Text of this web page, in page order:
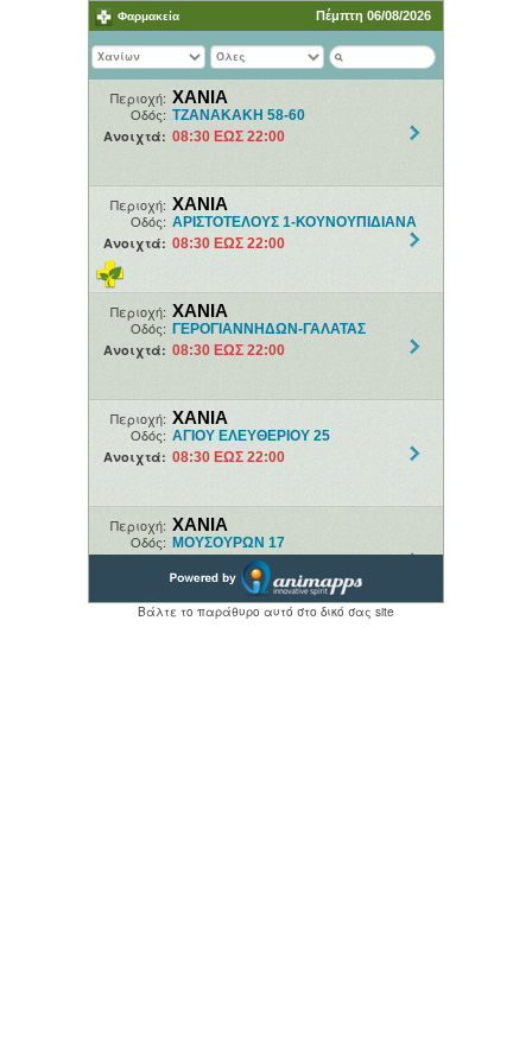
Φαρμακεία Πέμπτη 06/08/2026
Περιοχή: ΧΑΝΙΑ
Οδός: ΤΖΑΝΑΚΑΚΗ 58-60
Ανοιχτά: 08:30 ΕΩΣ 22:00
Περιοχή: ΧΑΝΙΑ
Οδός: ΑΡΙΣΤΟΤΕΛΟΥΣ 1-ΚΟΥΝΟΥΠΙΔΙΑΝΑ
Ανοιχτά: 08:30 ΕΩΣ 22:00
Περιοχή: ΧΑΝΙΑ
Οδός: ΓΕΡΟΓΙΑΝΝΗΔΩΝ-ΓΑΛΑΤΑΣ
Ανοιχτά: 08:30 ΕΩΣ 22:00
Περιοχή: ΧΑΝΙΑ
Οδός: ΑΓΙΟΥ ΕΛΕΥΘΕΡΙΟΥ 25
Ανοιχτά: 08:30 ΕΩΣ 22:00
Περιοχή: ΧΑΝΙΑ
Οδός: ΜΟΥΣΟΥΡΩΝ 17
08:30 ΕΩΣ 08:30 ΕΠΟΜΕΝΗΣ
Βάλτε το παράθυρο αυτό στο δικό σας site